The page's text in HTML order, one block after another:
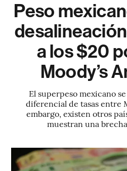
Peso
a los $20
Moody’s
El superpeso mexicano
diferencial de tasas entre
embargo, existen otros
muestran una